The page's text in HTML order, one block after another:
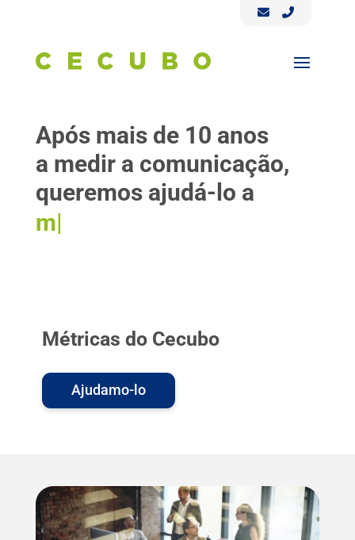
Após mais de 10 anos
a medir a comunicação,
queremos ajudá-lo a
melhorar
Métricas do Cecubo
Ajudamo-lo